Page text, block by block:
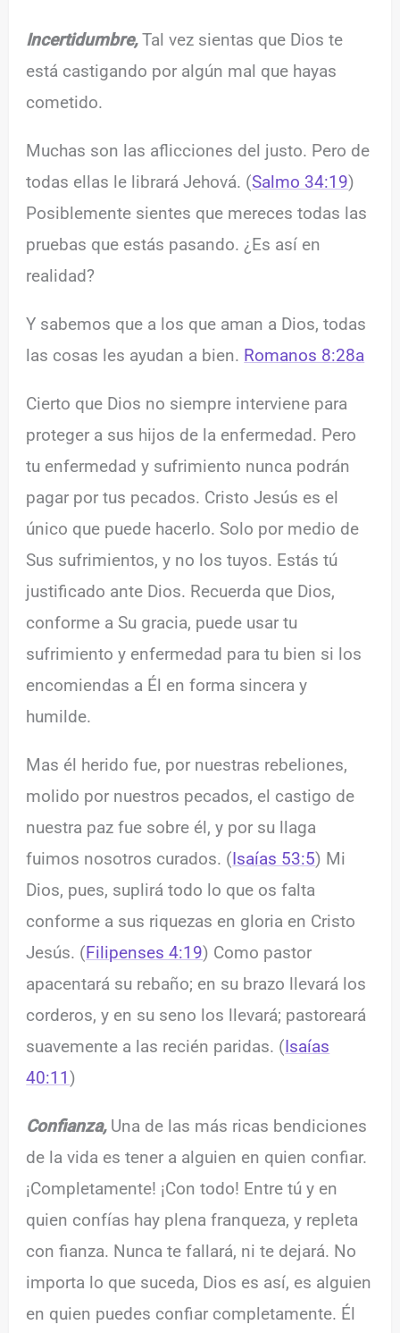
Incertidumbre,Tal vez sientas que Dios te
está castigando por algún mal que hayas
cometido.
Muchas son las aflicciones del justo. Pero de
todas ellas le librará Jehová. (Salmo 34:19)
Posiblemente sientes que mereces todas las
pruebas que estás pasando. ¿Es así en
realidad?
Y sabemos que a los que aman a Dios, todas
las cosas les ayudan a bien. Romanos 8:28a
Cierto que Dios no siempre interviene para
proteger a sus hijos de la enfermedad. Pero
tu enfermedad y sufrimiento nunca podrán
pagar por tus pecados. Cristo Jesús es el
único que puede hacerlo. Solo por medio de
Sus sufrimientos, y no los tuyos. Estás tú
justificado ante Dios. Recuerda que Dios,
conforme a Su gracia, puede usar tu
sufrimiento y enfermedad para tu bien si los
encomiendas a Él en forma sincera y
humilde.
Mas él herido fue, por nuestras rebeliones,
molido por nuestros pecados, el castigo de
nuestra paz fue sobre él, y por su llaga
fuimos nosotros curados. (Isaías 53:5) Mi
Dios, pues, suplirá todo lo que os falta
conforme a sus riquezas en gloria en Cristo
Jesús. (Filipenses 4:19) Como pastor
apacentará su rebaño; en su brazo llevará los
corderos, y en su seno los llevará; pastoreará
suavemente a las recién paridas. (Isaías
40:11)
Confianza,Una de las más ricas bendiciones
de la vida es tener a alguien en quien confiar.
¡Completamente! ¡Con todo! Entre tú y en
quien confías hay plena franqueza, y repleta
con fianza. Nunca te fallará, ni te dejará. No
importa lo que suceda, Dios es así, es alguien
en quien puedes confiar completamente. Él